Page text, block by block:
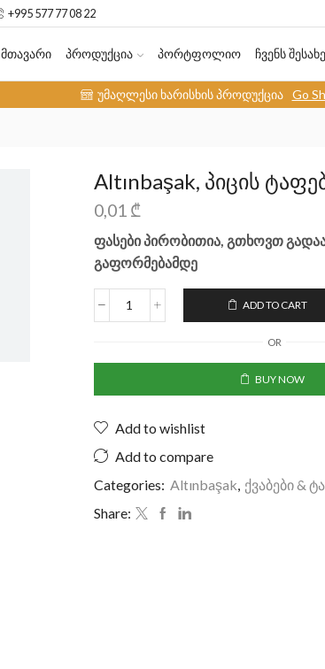
+995 577 77 08 22
ᲛᲗᲐᲕᲐᲠᲘ ᲞᲠᲝᲓᲣᲥᲪᲘᲐ ᲞᲝᲠᲢᲤᲝᲚᲘᲝ ᲩᲕᲔᲜᲡ
უმაღლესი ხარისხის პროდუქცია Go
Altınbaşak, პიცის
0,01 ₾
ფასები პირობითია, გთხოვთ
გაფორმებამდე
ADD TO CART
OR
BUY NOW
Add to wishlist
Add to compare
Categories: Altınbaşak, ქვაბები &
Share: